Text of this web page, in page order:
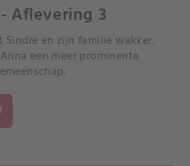
Aflevering 3
Sindre en zijn familie wakker.
een meer prominente